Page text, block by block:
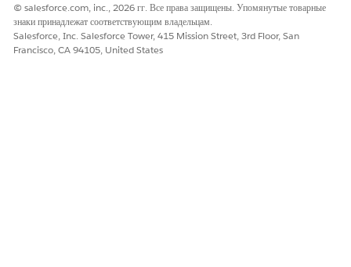
© salesforce.com, inc., 2026 гг. Все права защищены. Упомянутые товарные
знаки принадлежат соответствующим владельцам.
Salesforce, Inc. Salesforce Tower, 415 Mission Street, 3rd Floor, San
Francisco, CA 94105, United States